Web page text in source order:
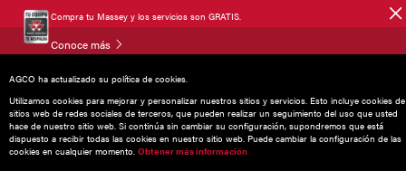
Compra tu Massey y los servicios son GRATIS.
Conoce más
AGCO ha actualizado su política de cookies.
Utilizamos cookies para mejorar y personalizar nuestros sitios y servicios. Esto incluye cookies de
sitios web de redes sociales de terceros, que pueden realizar un seguimiento del uso que usted
hace de nuestro sitio web. Si continúa sin cambiar su configuración, supondremos que está
dispuesto a recibir todas las cookies en nuestro sitio web. Puede cambiar la configuración de las
cookies en cualquier momento. Obtener más información
Noticias